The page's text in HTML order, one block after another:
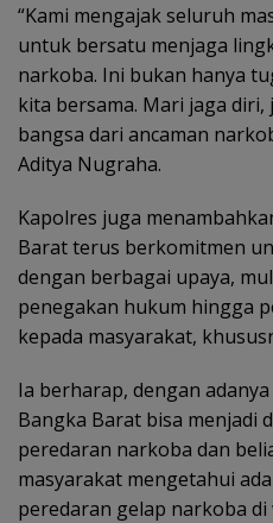
“Kami mengajak seluruh
untuk bersatu menjaga
narkoba. Ini bukan hanya
kita bersama. Mari jaga diri,
bangsa dari ancaman
Aditya Nugraha.
Kapolres juga
Barat terus berkomitmen
dengan berbagai upaya,
penegakan hukum hingga
kepada masyarakat,
Ia berharap, dengan
Bangka Barat bisa menjadi
peredaran narkoba dan
masyarakat mengetahui
peredaran gelap narkoba